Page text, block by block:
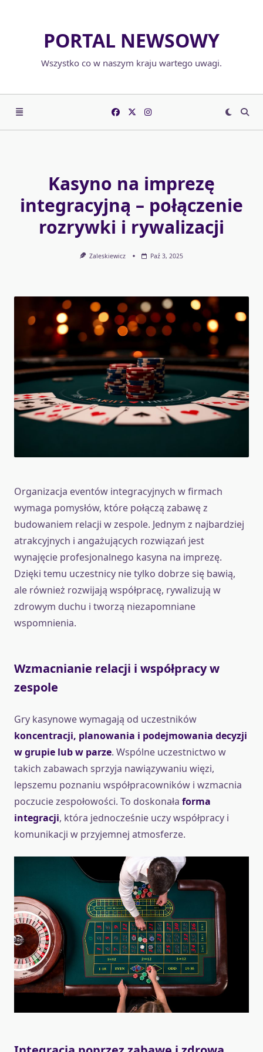
PORTAL NEWSOWY
Wszystko co w naszym kraju wartego uwagi.
Kasyno na imprezę
integracyjną – połączenie
rozrywki i rywalizacji
Zaleskiewicz Paź 3, 2025
Organizacja eventów integracyjnych w firmach
wymaga pomysłów, które połączą zabawę z
budowaniem relacji w zespole. Jednym z najbardziej
atrakcyjnych i angażujących rozwiązań jest
wynajęcie profesjonalnego kasyna na imprezę.
Dzięki temu uczestnicy nie tylko dobrze się bawią,
ale również rozwijają współpracę, rywalizują w
zdrowym duchu i tworzą niezapomniane
wspomnienia.
Wzmacnianie relacji i współpracy w
zespole
Gry kasynowe wymagają od uczestników
koncentracji, planowania i podejmowania decyzji
w grupie lub w parze. Wspólne uczestnictwo w
takich zabawach sprzyja nawiązywaniu więzi,
lepszemu poznaniu współpracowników i wzmacnia
poczucie zespołowości. To doskonała forma
integracji, która jednocześnie uczy współpracy i
komunikacji w przyjemnej atmosferze.